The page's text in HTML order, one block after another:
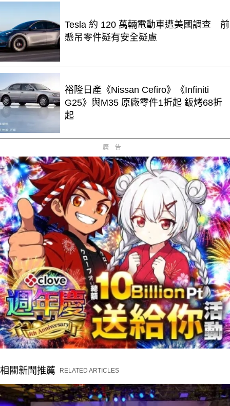
Tesla 約 120 萬輛電動車遭美國調查 前
懸吊零件疑有安全疑慮
裕隆日產《Nissan Cefiro》《Infiniti
G25》與M35 原廠零件1折起 鈑烤68折
起
廣告
相關新聞推薦 RELATED ARTICLES